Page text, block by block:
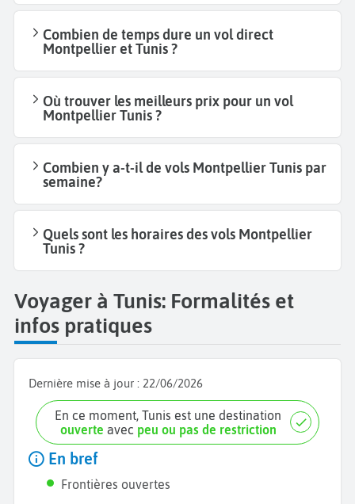
Combien de temps dure un vol direct
Montpellier et Tunis ?
Où trouver les meilleurs prix pour un vol
Montpellier Tunis ?
Combien y a-t-il de vols Montpellier Tunis par
semaine?
Quels sont les horaires des vols Montpellier
Tunis ?
Voyager à Tunis: Formalités et
infos pratiques
Dernière mise à jour : 22/06/2026
En ce moment, Tunis est une destination
ouverte avec peu ou pas de restriction
En bref
Frontières ouvertes